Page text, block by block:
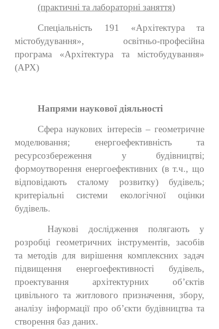
(практичні та лабораторні заняття)
Спеціальність 191 «Архітектура та
містобудування», освітньо-професійна
програма «Архітектура та містобудування»
(АРХ)
Напрями наукової діяльності
Сфера наукових інтересів – геометричне
моделювання; енергоефективність та
ресурсозбереження у будівництві;
формоутворення енергоефективних (в т.ч., що
відповідають сталому розвитку) будівель;
критеріальні системи екологічної оцінки
будівель.
Наукові дослідження полягають у
розробці геометричних інструментів, засобів
та методів для вирішення комплексних задач
підвищення енергоефективності будівель,
проектування архітектурних об’єктів
цивільного та житлового призначення, збору,
аналізу інформації про об’єкти будівництва та
створення баз даних.